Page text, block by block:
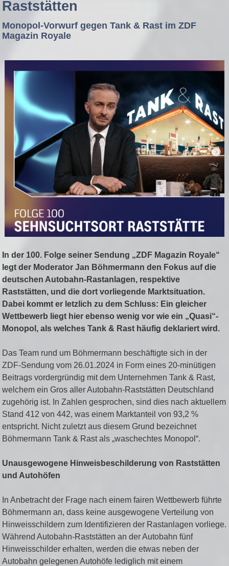
Raststätten
Monopol-Vorwurf gegen Tank & Rast im ZDF
Magazin Royale
In der 100. Folge seiner Sendung „ZDF Magazin Royale“
legt der Moderator Jan Böhmermann den Fokus auf die
deutschen Autobahn-Rastanlagen, respektive
Raststätten, und die dort vorliegende Marktsituation.
Dabei kommt er letzlich zu dem Schluss: Ein gleicher
Wettbewerb liegt hier ebenso wenig vor wie ein „Quasi“-
Monopol, als welches Tank & Rast häufig deklariert wird.
Das Team rund um Böhmermann beschäftigte sich in der
ZDF-Sendung vom 26.01.2024 in Form eines 20-minütigen
Beitrags vordergründig mit dem Unternehmen Tank & Rast,
welchem ein Gros aller Autobahn-Raststätten Deutschland
zugehörig ist. In Zahlen gesprochen, sind dies nach aktuellem
Stand 412 von 442, was einem Marktanteil von 93,2 %
entspricht. Nicht zuletzt aus diesem Grund bezeichnet
Böhmermann Tank & Rast als „waschechtes Monopol“.
Unausgewogene Hinweisbeschilderung von Raststätten
und Autohöfen
In Anbetracht der Frage nach einem fairen Wettbewerb führte
Böhmermann an, dass keine ausgewogene Verteilung von
Hinweisschildern zum Identifizieren der Rastanlagen vorliege.
Während Autobahn-Raststätten an der Autobahn fünf
Hinweisschilder erhalten, werden die etwas neben der
Autobahn gelegenen Autohöfe lediglich mit einem